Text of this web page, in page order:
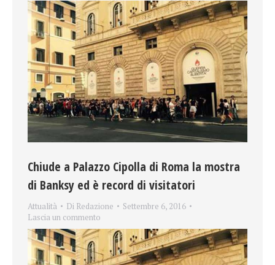
Chiude a Palazzo Cipolla di Roma la mostra
di Banksy ed è record di visitatori
Attualità Di Redazione
Settembre 6, 2016
Lascia un commento